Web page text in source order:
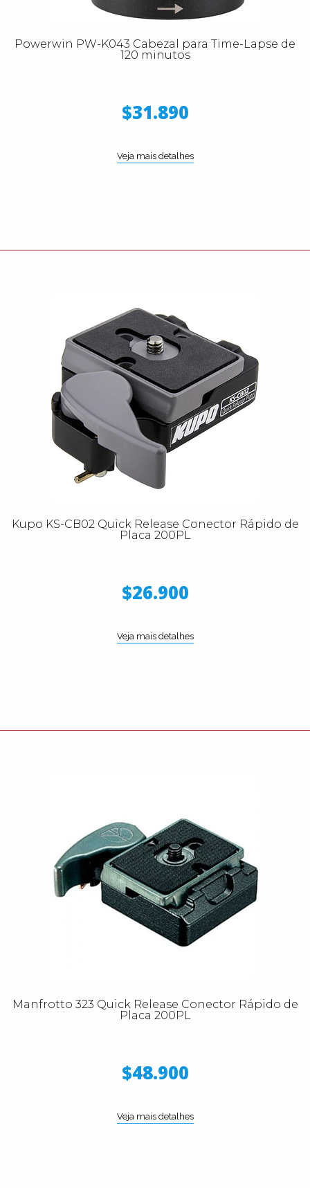
Powerwin PW-K043 Cabezal para Time-Lapse de
120 minutos
$31.890
Veja mais detalhes
Kupo KS-CB02 Quick Release Conector Rápido de
Placa 200PL
$26.900
Veja mais detalhes
Manfrotto 323 Quick Release Conector Rápido de
Placa 200PL
$48.900
Veja mais detalhes